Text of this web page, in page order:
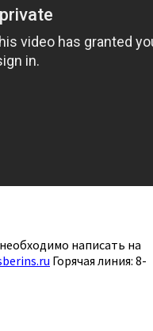
написать на
Горячая линия: 8-